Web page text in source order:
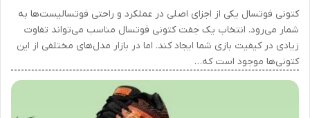
کتونی فوتسال یکی از اجزای اصلی در عملکرد و راحتی فوتسالیست‌ها به
شمار می‌رود. انتخاب یک جفت کتونی فوتسال مناسب می‌تواند تفاوت
زیادی در کیفیت بازی شما ایجاد کند. اما در بازار مدل‌های مختلفی از این
کتونی‌ها موجود است که…